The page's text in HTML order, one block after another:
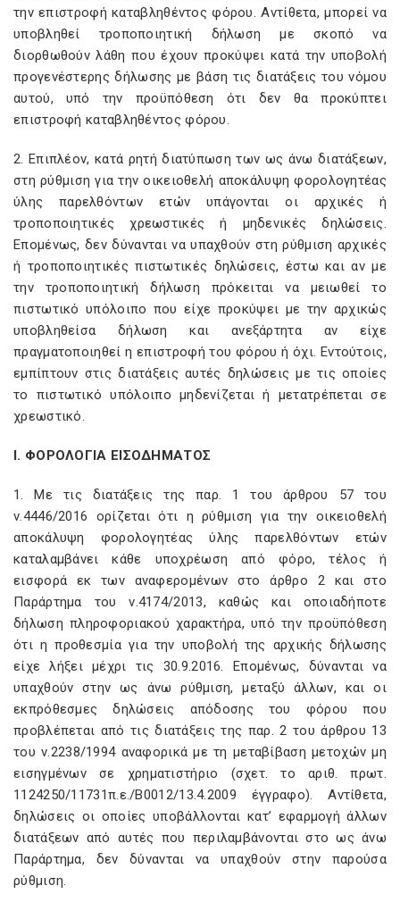
την επιστροφή καταβληθέντος φόρου. Αντίθετα, μπορεί να
υποβληθεί τροποποιητική δήλωση με σκοπό να
διορθωθούν λάθη που έχουν προκύψει κατά την υποβολή
προγενέστερης δήλωσης με βάση τις διατάξεις του νόμου
αυτού, υπό την προϋπόθεση ότι δεν θα προκύπτει
επιστροφή καταβληθέντος φόρου.
2. Επιπλέον, κατά ρητή διατύπωση των ως άνω διατάξεων,
στη ρύθμιση για την οικειοθελή αποκάλυψη φορολογητέας
ύλης παρελθόντων ετών υπάγονται οι αρχικές ή
τροποποιητικές χρεωστικές ή μηδενικές δηλώσεις.
Επομένως, δεν δύνανται να υπαχθούν στη ρύθμιση αρχικές
ή τροποποιητικές πιστωτικές δηλώσεις, έστω και αν με
την τροποποιητική δήλωση πρόκειται να μειωθεί το
πιστωτικό υπόλοιπο που είχε προκύψει με την αρχικώς
υποβληθείσα δήλωση και ανεξάρτητα αν είχε
πραγματοποιηθεί η επιστροφή του φόρου ή όχι. Εντούτοις,
εμπίπτουν στις διατάξεις αυτές δηλώσεις με τις οποίες
το πιστωτικό υπόλοιπο μηδενίζεται ή μετατρέπεται σε
χρεωστικό.
Ι. ΦΟΡΟΛΟΓΙΑ ΕΙΣΟΔΗΜΑΤΟΣ
1. Με τις διατάξεις της παρ. 1 του άρθρου 57 του
ν.4446/2016 ορίζεται ότι η ρύθμιση για την οικειοθελή
αποκάλυψη φορολογητέας ύλης παρελθόντων ετών
καταλαμβάνει κάθε υποχρέωση από φόρο, τέλος ή
εισφορά εκ των αναφερομένων στο άρθρο 2 και στο
Παράρτημα του ν.4174/2013, καθώς και οποιαδήποτε
δήλωση πληροφοριακού χαρακτήρα, υπό την προϋπόθεση
ότι η προθεσμία για την υποβολή της αρχικής δήλωσης
είχε λήξει μέχρι τις 30.9.2016. Επομένως, δύνανται να
υπαχθούν στην ως άνω ρύθμιση, μεταξύ άλλων, και οι
εκπρόθεσμες δηλώσεις απόδοσης του φόρου που
προβλέπεται από τις διατάξεις της παρ. 2 του άρθρου 13
του ν.2238/1994 αναφορικά με τη μεταβίβαση μετοχών μη
εισηγμένων σε χρηματιστήριο (σχετ. το αριθ. πρωτ.
1124250/11731π.ε./Β0012/13.4.2009 έγγραφο). Αντίθετα,
δηλώσεις οι οποίες υποβάλλονται κατ’ εφαρμογή άλλων
διατάξεων από αυτές που περιλαμβάνονται στο ως άνω
Παράρτημα, δεν δύνανται να υπαχθούν στην παρούσα
ρύθμιση.